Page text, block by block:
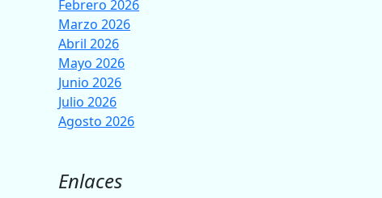
Febrero 2026
Marzo 2026
Abril 2026
Mayo 2026
Junio 2026
Julio 2026
Agosto 2026
Enlaces